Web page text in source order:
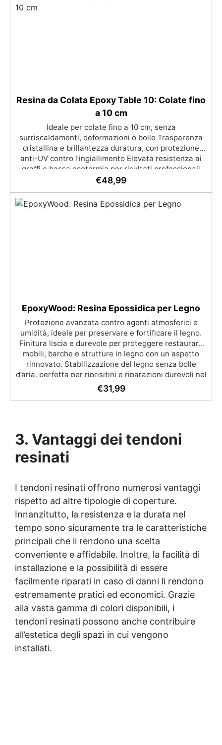
Personalizzabile: Disponibile in kit per metrature da
Resina da Colata Epoxy Table 10: Colate fino
a 10 cm
Ideale per colate fino a 10 cm, senza
surriscaldamenti, deformazioni o bolle Trasparenza
cristallina e brillantezza duratura, con protezione
anti-UV contro l’ingiallimento Elevata resistenza ai
graffi e bassa esotermia per risultati professionali
senza compromessi Facile da applicare, grazie alla
le micro-bolle Perfetta per grandi tavoli, opere
artistiche importanti e progetti di grandi spessori
€48,99
EpoxyWood: Resina Epossidica per Legno
Protezione avanzata contro agenti atmosferici e
umidità, ideale per preservare e fortificare il legno.
Finitura liscia e durevole per proteggere restaurare
mobili, barche e strutture in legno con un aspetto
rinnovato. Stabilizzazione del legno senza bolle
d’aria, perfetta per riprisitini e riparazioni durevoli nel
tempo. Elevata resistenza chimica e meccanica,
facilmente colorabile per progetti creativi e robusti.
€31,99
3. Vantaggi dei tendoni
resinati
I tendoni resinati offrono numerosi vantaggi
rispetto ad altre tipologie di coperture.
Innanzitutto, la resistenza e la durata nel
tempo sono sicuramente tra le caratteristiche
principali che li rendono una scelta
conveniente e affidabile. Inoltre, la facilità di
installazione e la possibilità di essere
facilmente riparati in caso di danni li rendono
estremamente pratici ed economici. Grazie
alla vasta gamma di colori disponibili, i
tendoni resinati possono anche contribuire
all’estetica degli spazi in cui vengono
installati.